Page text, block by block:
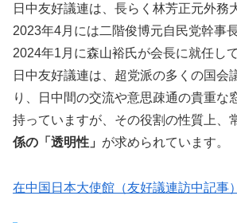
日中友好議連は、長らく林芳正元外務
2023年4月には二階俊博元自民党幹事
2024年1月に森山裕氏が会長に就任し
日中友好議連は、超党派の多くの国会
り、日中間の交流や意思疎通の貴重な
持っていますが、その役割の性質上、
係の「透明性」 が求められています。
在中国日本大使館（友好議連訪中記事）